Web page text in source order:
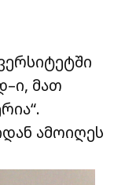
მათ
ამოიღეს